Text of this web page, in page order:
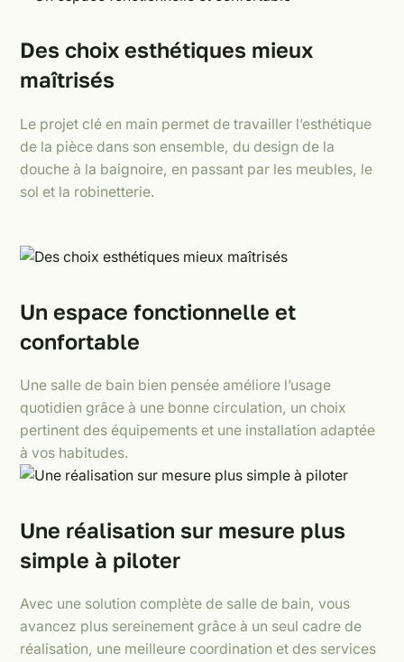
Des choix esthétiques mieux
maîtrisés
Le projet clé en main permet de travailler l’esthétique
de la pièce dans son ensemble, du design de la
douche à la baignoire, en passant par les meubles, le
sol et la robinetterie.
Un espace fonctionnelle et
confortable
Une salle de bain bien pensée améliore l’usage
quotidien grâce à une bonne circulation, un choix
pertinent des équipements et une installation adaptée
à vos habitudes.
Une réalisation sur mesure plus
simple à piloter
Avec une solution complète de salle de bain, vous
avancez plus sereinement grâce à un seul cadre de
réalisation, une meilleure coordination et des services